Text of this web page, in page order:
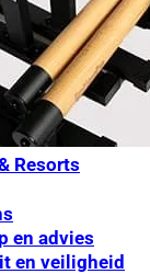
Resorts
en advies
en veiligheid